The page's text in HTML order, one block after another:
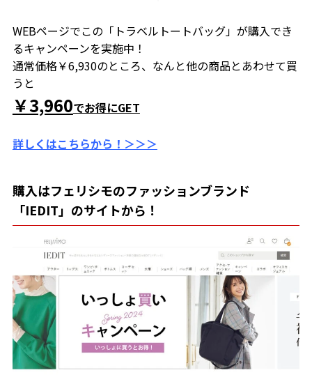
WEBページでこの「トラベルトートバッグ」が購入でき
るキャンペーンを実施中！
通常価格￥6,930のところ、なんと他の商品とあわせて買
うと
￥3,960でお得にGET
詳しくはこちらから！＞＞＞
購入はフェリシモのファッションブランド
「IEDIT」のサイトから！